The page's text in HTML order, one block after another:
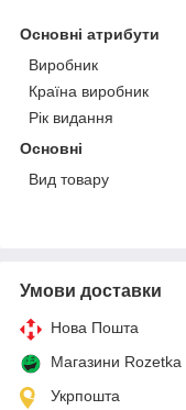
Основні атрибути
Виробник
Країна виробник
Рік видання
Основні
Вид товару
Умови доставки
Нова Пошта
Магазини Rozetka
Укрпошта